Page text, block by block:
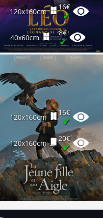
120x160cm
16€
✔
40x60cm
8€
✔
120x160cm
16€
✔
120x160cm
20€
✔